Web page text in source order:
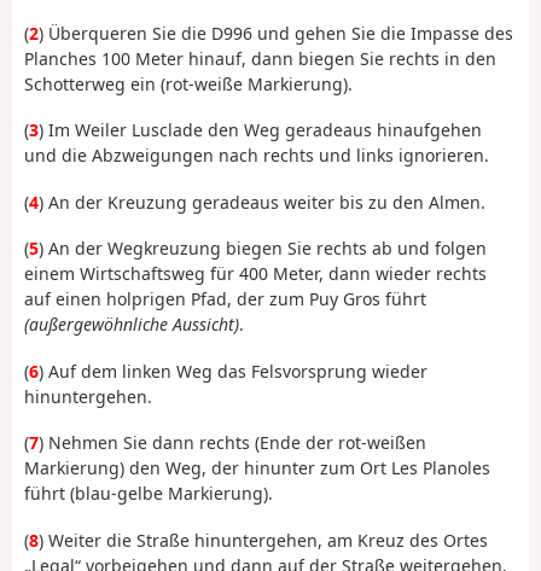
(2) Überqueren Sie die D996 und gehen Sie die Impasse des
Planches 100 Meter hinauf, dann biegen Sie rechts in den
Schotterweg ein (rot-weiße Markierung).
(3) Im Weiler Lusclade den Weg geradeaus hinaufgehen
und die Abzweigungen nach rechts und links ignorieren.
(4) An der Kreuzung geradeaus weiter bis zu den Almen.
(5) An der Wegkreuzung biegen Sie rechts ab und folgen
einem Wirtschaftsweg für 400 Meter, dann wieder rechts
auf einen holprigen Pfad, der zum Puy Gros führt
(außergewöhnliche Aussicht).
(6) Auf dem linken Weg das Felsvorsprung wieder
hinuntergehen.
(7) Nehmen Sie dann rechts (Ende der rot-weißen
Markierung) den Weg, der hinunter zum Ort Les Planoles
führt (blau-gelbe Markierung).
(8) Weiter die Straße hinuntergehen, am Kreuz des Ortes
„Legal“ vorbeigehen und dann auf der Straße weitergehen,